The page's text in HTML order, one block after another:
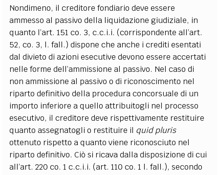
Nondimeno, il creditore fondiario deve essere
ammesso al passivo della liquidazione giudiziale, in
quanto l’art. 151 co. 3, c.c.i.i. (corrispondente all’art.
52, co. 3, l. fall.) dispone che anche i crediti esentati
dal divieto di azioni esecutive devono essere accertati
nelle forme dell’ammissione al passivo. Nel caso di
non ammissione al passivo o di riconoscimento nel
riparto definitivo della procedura concorsuale di un
importo inferiore a quello attribuitogli nel processo
esecutivo, il creditore deve rispettivamente restituire
quanto assegnatogli o restituire il quid pluris
ottenuto rispetto a quanto viene riconosciuto nel
riparto definitivo. Ciò si ricava dalla disposizione di cui
all’art. 220 co. 1 c.c.i.i. (art. 110 co. 1 l. fall.), secondo